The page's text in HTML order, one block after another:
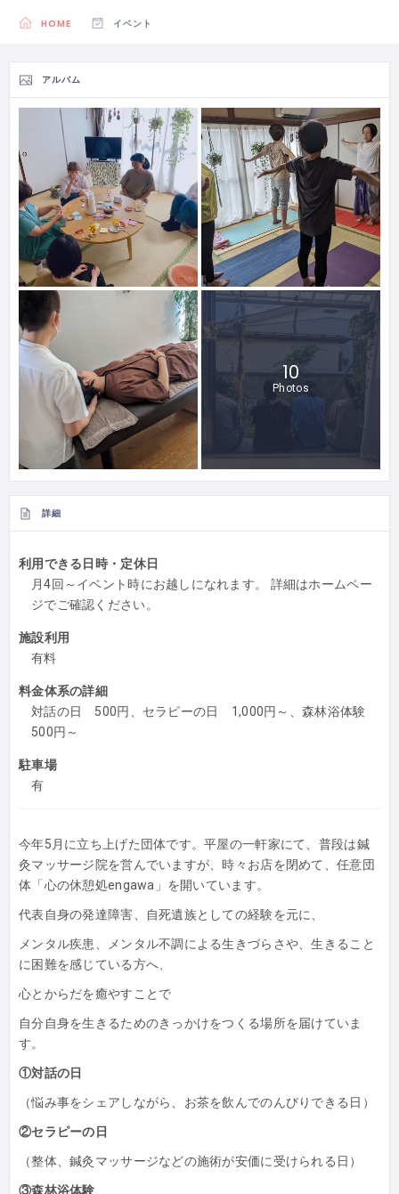
HOME イベント
アルバム
10
Photos
詳細
利用できる日時・定休日
月4回～イベント時にお越しになれます。 詳細はホームペー
ジでご確認ください。
施設利用
有料
料金体系の詳細
対話の日 500円、セラピーの日 1,000円～、森林浴体験
500円～
駐車場
有
今年5月に立ち上げた団体です。平屋の一軒家にて、普段は鍼
灸マッサージ院を営んでいますが、時々お店を閉めて、任意団
体「心の休憩処engawa」を開いています。
代表自身の発達障害、自死遺族としての経験を元に、
メンタル疾患、メンタル不調による生きづらさや、生きること
に困難を感じている方へ、
心とからだを癒やすことで
自分自身を生きるためのきっかけをつくる場所を届けていま
す。
①対話の日
（悩み事をシェアしながら、お茶を飲んでのんびりできる日）
②セラピーの日
（整体、鍼灸マッサージなどの施術が安価に受けられる日）
③森林浴体験